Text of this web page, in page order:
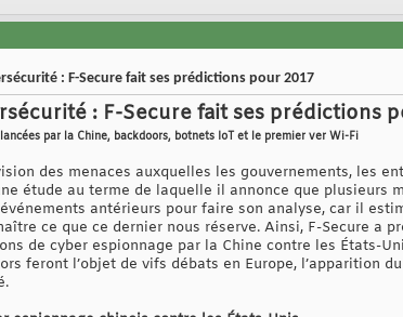
: F-Secure fait ses prédictions pour 2017
: F-Secure fait ses prédictions
par la Chine, backdoors, botnets IoT et le premier ver Wi-Fi
des menaces auxquelles les gouvernements, les
étude au terme de laquelle il annonce que plusieurs
antérieurs pour faire son analyse, car il
ce que ce dernier nous réserve. Ainsi, F-Secure a
de cyber espionnage par la Chine contre les États-
feront l’objet de vifs débats en Europe, l’apparition